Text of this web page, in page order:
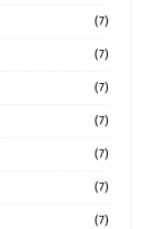
(7)
(7)
(7)
(7)
(7)
(7)
(7)